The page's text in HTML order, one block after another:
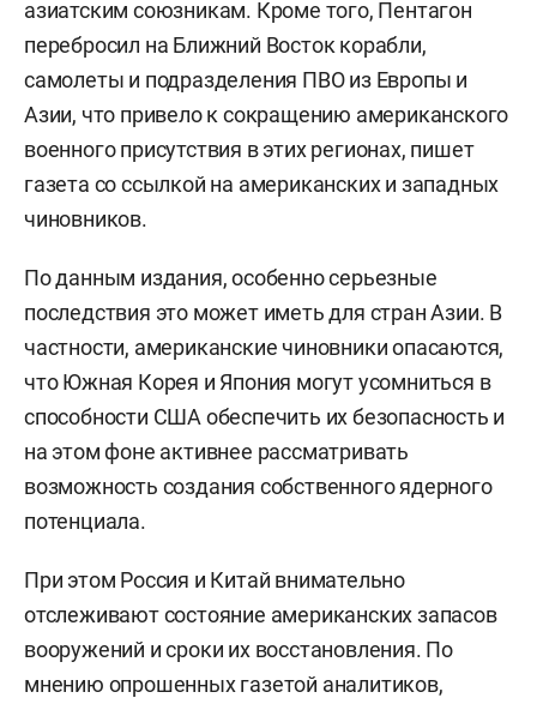
азиатским союзникам. Кроме того, Пентагон
перебросил на Ближний Восток корабли,
самолеты и подразделения ПВО из Европы и
Азии, что привело к сокращению американского
военного присутствия в этих регионах, пишет
газета со ссылкой на американских и западных
чиновников.
По данным издания, особенно серьезные
последствия это может иметь для стран Азии. В
частности, американские чиновники опасаются,
что Южная Корея и Япония могут усомниться в
способности США обеспечить их безопасность и
на этом фоне активнее рассматривать
возможность создания собственного ядерного
потенциала.
При этом Россия и Китай внимательно
отслеживают состояние американских запасов
вооружений и сроки их восстановления. По
мнению опрошенных газетой аналитиков,